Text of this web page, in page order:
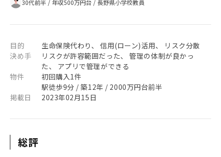
30代前半 / 年収500万円台 / 長野県小学校教員
目的
生命保険代わり、 信用(ローン)活用、 リスク分散
決め手
リスクが許容範囲だった、 管理の体制が良かっ
た、 アプリで管理ができる
物件
初回購入1件
駅徒歩9分 / 築12年 / 2000万円台前半
掲載日
2023年02月15日
総評